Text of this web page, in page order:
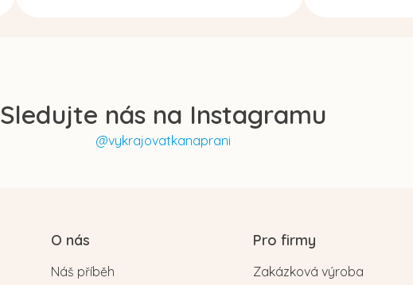
Sledujte nás na Instagramu
@vykrajovatkanaprani
O nás
Náš příběh
Pro firmy
Zakázková výroba